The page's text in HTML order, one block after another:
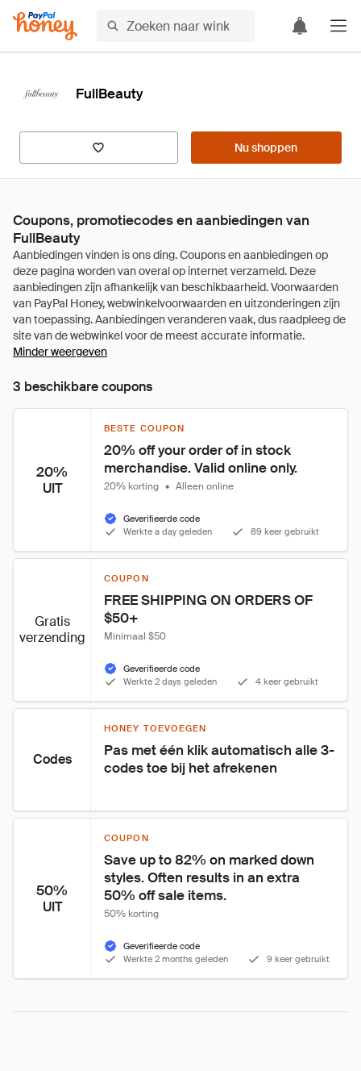
FullBeauty
Nu shoppen
Coupons, promotiecodes en aanbiedingen van
FullBeauty
Minder weergeven
3 beschikbare coupons
20%
UIT
BESTE COUPON
20% off your order of in stock
merchandise. Valid online only.
20% korting • Alleen online
Geverifieerde code
Werkte a day geleden
89 keer gebruikt
Gratis
verzending
COUPON
FREE SHIPPING ON ORDERS OF
$50+
Minimaal $50
Geverifieerde code
Werkte 2 days geleden
4 keer gebruikt
Codes
HONEY TOEVOEGEN
Pas met één klik automatisch alle 3-
codes toe bij het afrekenen
50%
UIT
COUPON
Save up to 82% on marked down
styles. Often results in an extra
50% off sale items.
50% korting
Geverifieerde code
Werkte 2 months geleden
9 keer gebruikt